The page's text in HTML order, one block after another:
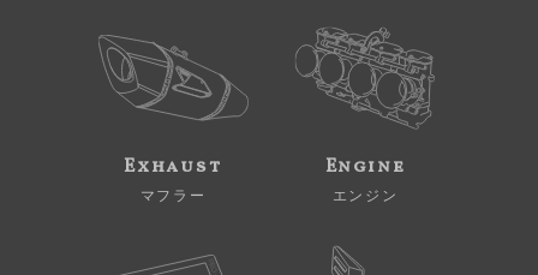
Exhaust
マフラー
Engine
エンジン